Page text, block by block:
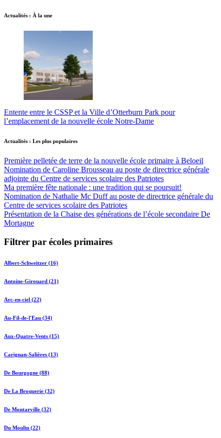
Actualités : À la une
Entente entre le CSSP et la Ville d’Otterburn Park pour
l’emplacement de la nouvelle école Notre-Dame
Actualités : Les plus populaires
Première pelletée de terre de la nouvelle école primaire à Beloeil
Nomination de Caroline Brousseau au poste de directrice générale
adjointe du Centre de services scolaire des Patriotes
Ma première fête nationale : une tradition qui se poursuit!
Nomination de Nathalie Mc Duff au poste de directrice générale du
Centre de services scolaire des Patriotes
Présentation de la Chaise des générations de l’école secondaire De
Mortagne
Filtrer par écoles primaires
Albert-Schweitzer (16)
Antoine-Girouard (21)
Arc-en-ciel (22)
Au-Fil-de-l'Eau (34)
Aux-Quatre-Vents (15)
Carignan-Salières (13)
De Bourgogne (88)
De La Broquerie (32)
De Montarville (32)
Du Moulin (22)